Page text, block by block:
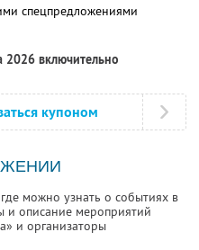
спецпредложениями
2026 включительно
купоном
можно узнать о событиях в
и описание мероприятий
и организаторы